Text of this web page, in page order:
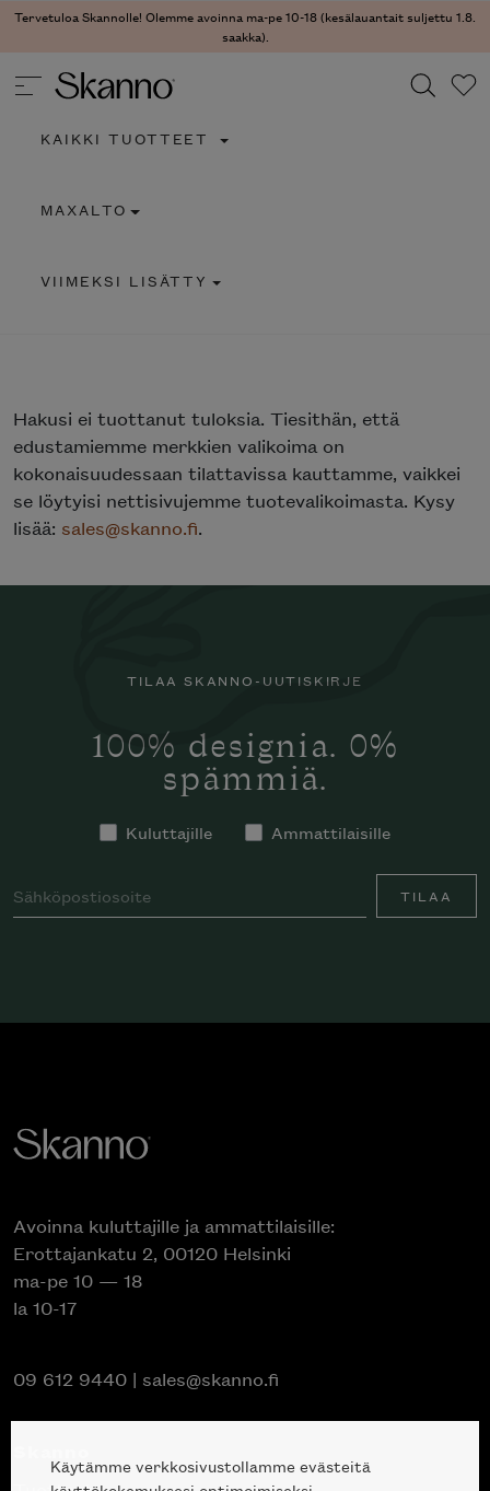
Tervetuloa Skannolle! Olemme avoinna ma-pe 10-18 (kesälauantait suljettu 1.8.
saakka).
Type 2 or more characters for results.
KAIKKI TUOTTEET
MAXALTO
VIIMEKSI LISÄTTY
Hakusi ei tuottanut tuloksia. Tiesithän, että
edustamiemme merkkien valikoima on
kokonaisuudessaan tilattavissa kauttamme, vaikkei
se löytyisi nettisivujemme tuotevalikoimasta. Kysy
lisää: sales@skanno.fi.
TILAA SKANNO-UUTISKIRJE
100% designia. 0%
spämmiä.
Kuluttajille Ammattilaisille
TILAA
Avoinna kuluttajille ja ammattilaisille:
Erottajankatu 2, 00120 Helsinki
ma-pe 10 — 18
la 10-17
09 612 9440 | sales@skanno.fi
Käytämme verkkosivustollamme evästeitä